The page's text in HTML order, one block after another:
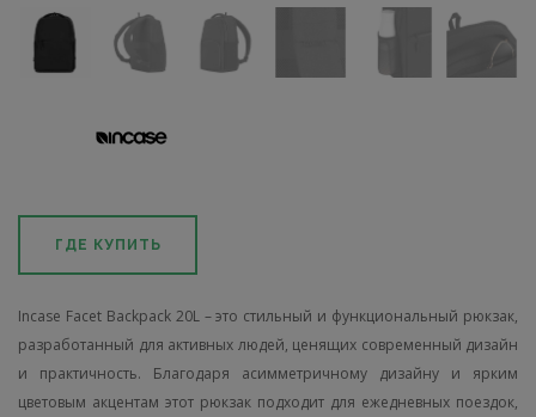
ГДЕ КУПИТЬ
Incase Facet Backpack 20L – это стильный и функциональный рюкзак,
разработанный для активных людей, ценящих современный дизайн
и практичность. Благодаря асимметричному дизайну и ярким
цветовым акцентам этот рюкзак подходит для ежедневных поездок,